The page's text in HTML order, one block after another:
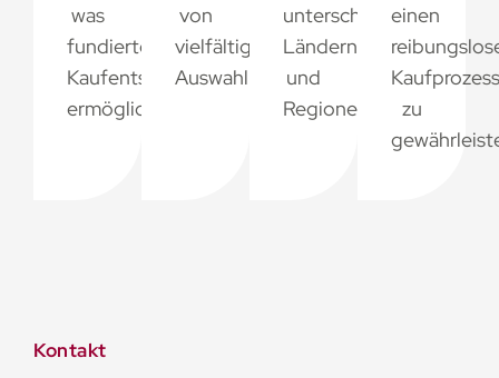
was
fundierte
Kaufentscheidungen
ermöglicht.
von
vielfältigen
Auswahlmöglichkeiten.
unterschiedlichen
Ländern
und
Regionen.
einen
Kaufprozess
zu
Kontakt